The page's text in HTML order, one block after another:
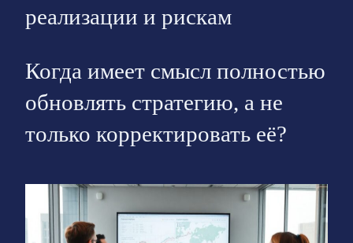
реализации и рискам
Когда имеет смысл полностью
обновлять стратегию, а не
только корректировать её?